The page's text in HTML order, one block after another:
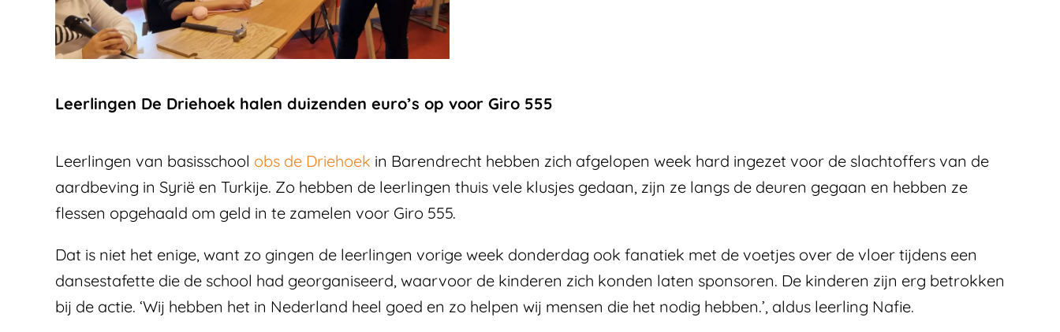
Leerlingen De Driehoek halen duizenden euro’s op voor Giro 555
Leerlingen van basisschool obs de Driehoek in Barendrecht hebben zich afgelopen week hard ingezet voor de slachtoffers van de
aardbeving in Syrië en Turkije. Zo hebben de leerlingen thuis vele klusjes gedaan, zijn ze langs de deuren gegaan en hebben ze
flessen opgehaald om geld in te zamelen voor Giro 555.
Dat is niet het enige, want zo gingen de leerlingen vorige week donderdag ook fanatiek met de voetjes over de vloer tijdens een
dansestafette die de school had georganiseerd, waarvoor de kinderen zich konden laten sponsoren. De kinderen zijn erg betrokken
bij de actie. ‘Wij hebben het in Nederland heel goed en zo helpen wij mensen die het nodig hebben.’, aldus leerling Nafie.